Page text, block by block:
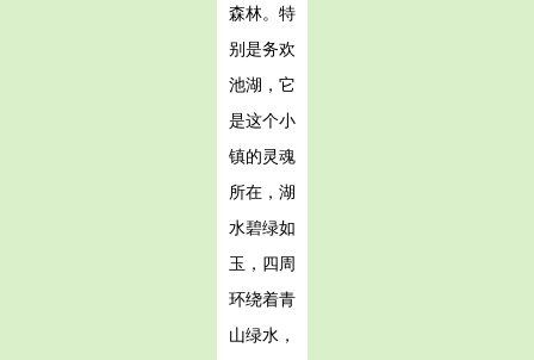
森林。特
别是务欢
池湖，它
是这个小
镇的灵魂
所在，湖
水碧绿如
玉，四周
环绕着青
山绿水，